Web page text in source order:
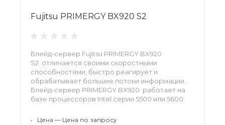
Fujitsu PRIMERGY BX920 S2
Блейд-сервер Fujitsu PRIMERGY BX920
S2 отличается своими скоростными
способностями, быстро реагирует и
обрабатывает большие потоки информации.
Блейд-сервер PRIMERGY BX920 работает на
базе процессоров Intel серии 5500 или 5600.
• Цена — Цена по запросу